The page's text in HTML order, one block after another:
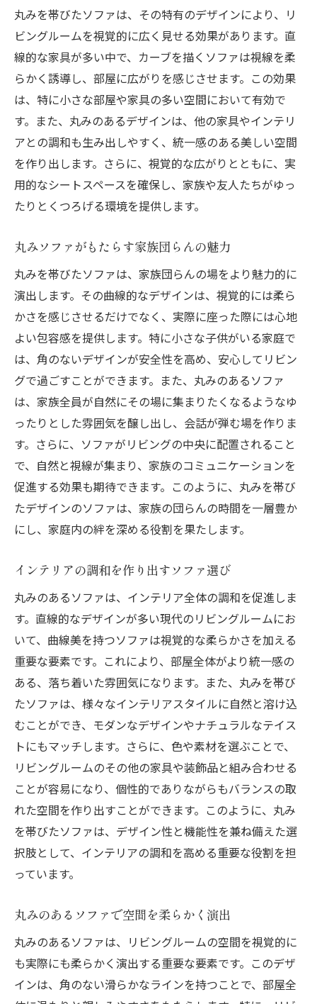
家庭内の調和を保つソファ選びのポイント
丸みソファがもたらすリラックス効果
素材選びで変わるリビングの印象
丸みソファで季節ごとの模様替えを楽しむ
リビングの印象をガラリと変えるデザイン
戦略
家族でくつろげる丸みソファの魅力と実用性
家族の団らんを促進するソファの選び方
丸みのあるソファで実現するくつろぎの時
耐久性が高く、家族に優しいソファデザイ
ン
お手入れ簡単な素材とデザインの選び方
子供にも安心な丸みのソファの特性
実用性を損なわないデザイン選択のポイン
ト
リビングをおしゃれに変える丸みソファの活用
法
デザイン性を活かしたリビングの模様替え
丸みのあるソファでおしゃれにまとめる
トレンドを取り入れたインテリアの提案
色彩と形状で作るスタイリッシュな空間
家具の配置で変わるリビングの印象
丸みソファが実現する柔らかで機能的なインテ
リア
柔らかさと機能性を両立した革新的デザイ
ン
丸みソファが引き出す居心地の良さ
モジュール型ソファとの組み合わせ提案
空間の有効活用を叶えるソファレイアウト
視覚的にも心地よいリビングの作り方
機能性を重視したインテリアコーディネー
ト
実用性とデザイン性を兼ね備えた丸みソファの
選び方
選ぶべき丸みソファの基本機能
デザイン性と実用性を両立する秘訣
インテリアとの調和を考慮した色選び
リビングに適した大きさと形状の選定
長持ちする素材選びのポイント
丸みを帯びたソファは、その特有のデザインにより、リ
ビングルームを視覚的に広く見せる効果があります。直
線的な家具が多い中で、カーブを描くソファは視線を柔
らかく誘導し、部屋に広がりを感じさせます。この効果
は、特に小さな部屋や家具の多い空間において有効で
す。また、丸みのあるデザインは、他の家具やインテリ
アとの調和も生み出しやすく、統一感のある美しい空間
を作り出します。さらに、視覚的な広がりとともに、実
用的なシートスペースを確保し、家族や友人たちがゆっ
たりとくつろげる環境を提供します。
丸みソファがもたらす家族団らんの魅力
丸みを帯びたソファは、家族団らんの場をより魅力的に
演出します。その曲線的なデザインは、視覚的には柔ら
かさを感じさせるだけでなく、実際に座った際には心地
よい包容感を提供します。特に小さな子供がいる家庭で
は、角のないデザインが安全性を高め、安心してリビン
グで過ごすことができます。また、丸みのあるソファ
は、家族全員が自然にその場に集まりたくなるようなゆ
ったりとした雰囲気を醸し出し、会話が弾む場を作りま
す。さらに、ソファがリビングの中央に配置されること
で、自然と視線が集まり、家族のコミュニケーションを
促進する効果も期待できます。このように、丸みを帯び
たデザインのソファは、家族の団らんの時間を一層豊か
にし、家庭内の絆を深める役割を果たします。
インテリアの調和を作り出すソファ選び
丸みのあるソファは、インテリア全体の調和を促進しま
す。直線的なデザインが多い現代のリビングルームにお
いて、曲線美を持つソファは視覚的な柔らかさを加える
重要な要素です。これにより、部屋全体がより統一感の
ある、落ち着いた雰囲気になります。また、丸みを帯び
たソファは、様々なインテリアスタイルに自然と溶け込
むことができ、モダンなデザインやナチュラルなテイス
トにもマッチします。さらに、色や素材を選ぶことで、
リビングルームのその他の家具や装飾品と組み合わせる
ことが容易になり、個性的でありながらもバランスの取
れた空間を作り出すことができます。このように、丸み
を帯びたソファは、デザイン性と機能性を兼ね備えた選
択肢として、インテリアの調和を高める重要な役割を担
っています。
丸みのあるソファで空間を柔らかく演出
丸みのあるソファは、リビングルームの空間を視覚的に
も実際にも柔らかく演出する重要な要素です。このデザ
インは、角のない滑らかなラインを持つことで、部屋全